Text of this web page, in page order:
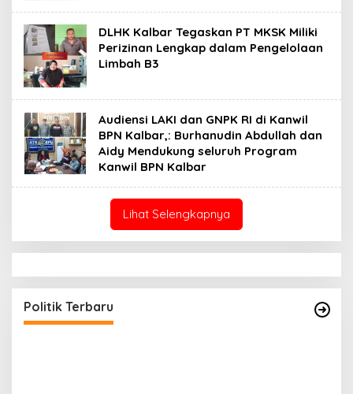
DLHK Kalbar Tegaskan PT MKSK Miliki
Perizinan Lengkap dalam Pengelolaan
Limbah B3
Audiensi LAKI dan GNPK RI di Kanwil
BPN Kalbar,: Burhanudin Abdullah dan
Aidy Mendukung seluruh Program
Kanwil BPN Kalbar
Lihat Selengkapnya
Politik Terbaru